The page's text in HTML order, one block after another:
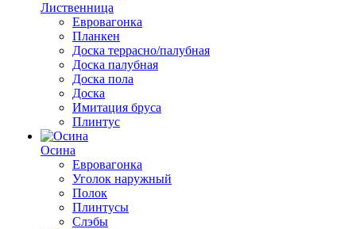
Лиственница
Евровагонка
Планкен
Доска террасно/палубная
Доска палубная
Доска пола
Доска
Имитация бруса
Плинтус
Осина
Евровагонка
Уголок наружный
Полок
Плинтусы
Слэбы